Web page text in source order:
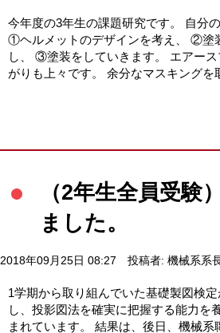
今年度の3年生の課題研究です。 自分
①ヘルメットのデザインを考え、 ②塗
し、 ③塗装をしていきます。 エアー
がりも上々です。 余分なマスキングを
（2年生全員受験
ました。
2018年09月25日 08:27 投稿者: 機械系系
1学期から取り組んでいた基礎製図検
し、投影図法を確実に把握する能力を
まれています。 結果は、後日、機械系